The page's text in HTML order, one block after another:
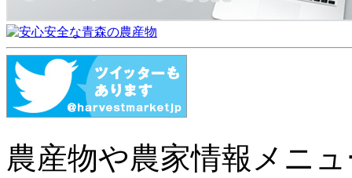
農産物や農家情報メニ